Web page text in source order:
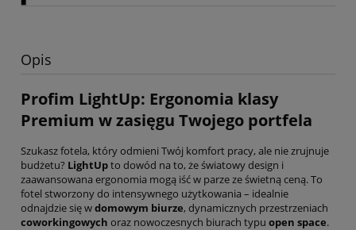
Opis
Profim LightUp: Ergonomia klasy
Premium w zasięgu Twojego portfela
Szukasz fotela, który odmieni Twój komfort pracy, ale nie zrujnuje
budżetu? LightUpto dowód na to, że światowy design i
zaawansowana ergonomia mogą iść w parze ze świetną ceną. To
fotel stworzony do intensywnego użytkowania – idealnie
odnajdzie się wdomowym biurze, dynamicznych przestrzeniach
coworkingowych oraz nowoczesnych biurach typu open space.